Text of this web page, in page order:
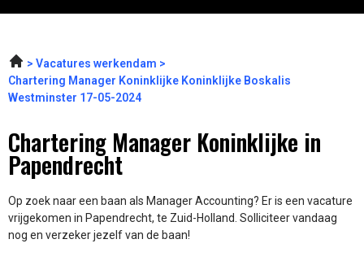
Vacatures werkendam
Chartering Manager Koninklijke Koninklijke Boskalis
Westminster 17-05-2024
Chartering Manager Koninklijke in
Papendrecht
Op zoek naar een baan als Manager Accounting? Er is een vacature
vrijgekomen in Papendrecht, te Zuid-Holland. Solliciteer vandaag
nog en verzeker jezelf van de baan!